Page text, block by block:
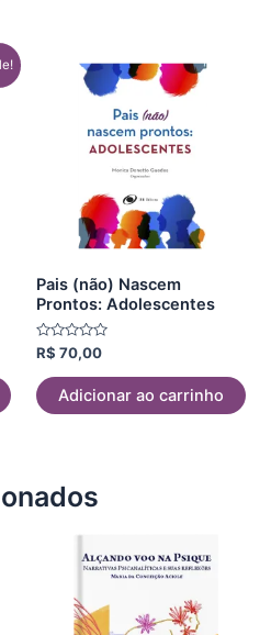
Pais (não) Nascem
Prontos: Adolescentes
Avaliação
0
de
5
R$ 70,00
Adicionar ao carrinho